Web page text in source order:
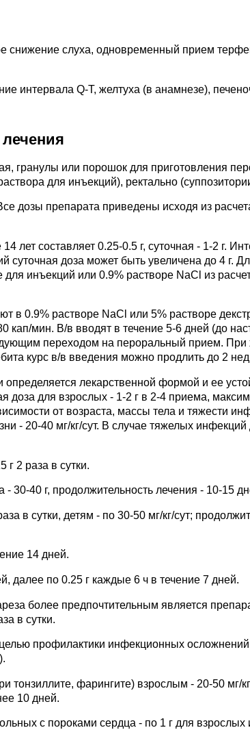
снижение слуха, одновременный прием
интервала Q-T, желтуха (в анамнезе),
гранулы или порошок для приготовления
для инъекций), ректально
дозы препарата приведены исходя из
лет составляет 0.25-0.5 г, суточная - 1-2 г.
суточная доза может быть увеличена до 4 г.
инъекций или 0.9% растворе NaCl из
в 0.9% растворе NaCl или 5% растворе
кап/мин. В/в вводят в течение 5-6 дней (до
переходом на пероральный прием.
курс в/в введения можно продлить до 2
лекарственной формой и ее
доза для взрослых - 1-2 г в 2-4 приема,
от возраста, массы тела и тяжести
- 20-40 мг/кг/сут. В случае тяжелых
г 2 раза в сутки.
30-40 г, продолжительность лечения - 10-15
в сутки, детям - по 30-50 мг/кг/сут;
14 дней.
далее по 0.25 г каждые 6 ч в течение 7 дней.
более предпочтительным является
в сутки.
профилактики инфекционных осложнений
тонзиллите, фарингите) взрослым - 20-50 мг/
10 дней.
с пороками сердца - по 1 г для взрослых